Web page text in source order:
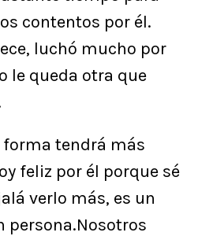
contentos por él.
luchó mucho por
le queda otra que
forma tendrá más
feliz por él porque sé
verlo más, es un
persona.Nosotros